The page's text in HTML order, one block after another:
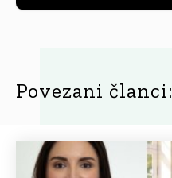
Povezani članci: